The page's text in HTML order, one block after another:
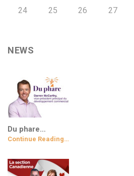
24 25 26 27
NEWS
Du phare…
Continue Reading…